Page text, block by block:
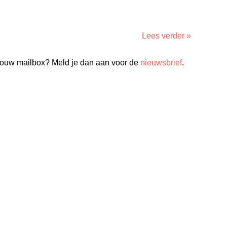
Lees verder »
mailbox? Meld je dan aan voor de nieuwsbrief.